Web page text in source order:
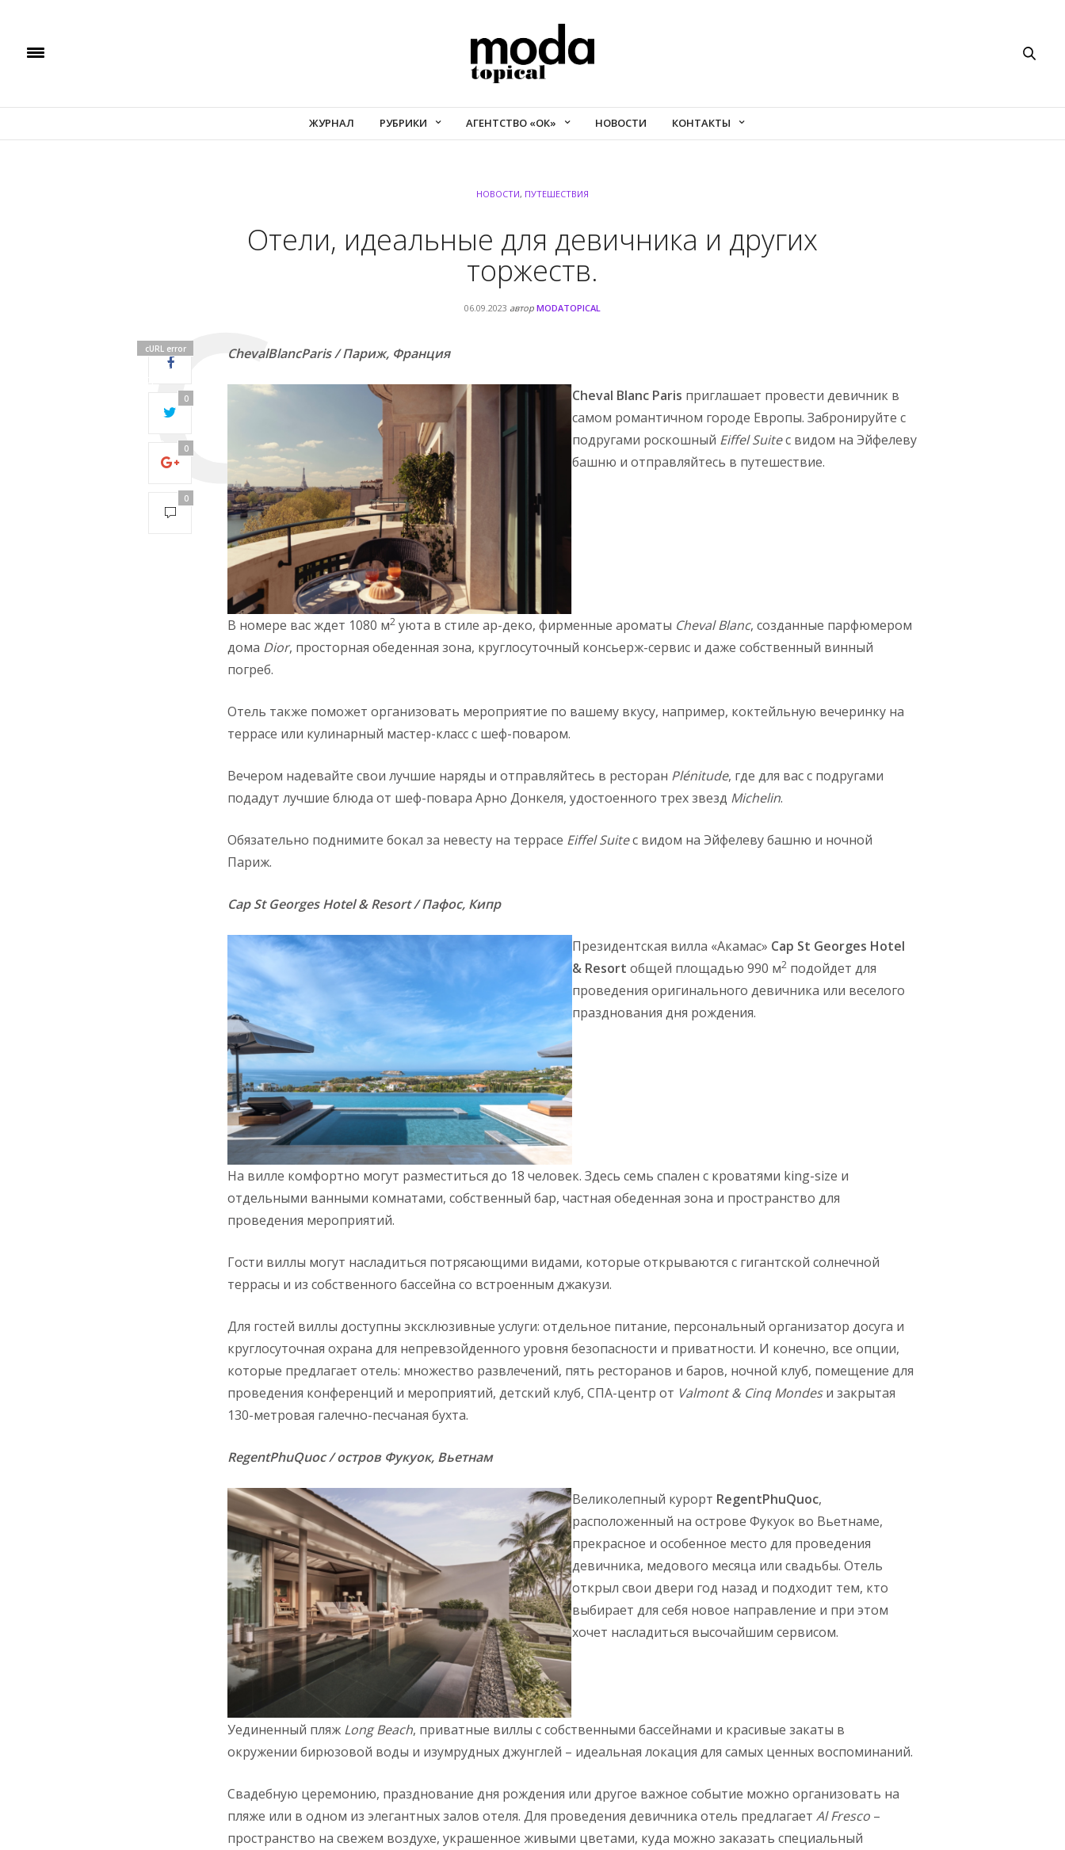
ЖУРНАЛ РУБРИКИ АГЕНТСТВО «ОК» НОВОСТИ КОНТАКТЫ
НОВОСТИ, ПУТЕШЕСТВИЯ
Отели, идеальные для девичника и других
торжеств.
06.09.2023 автор MODATOPICAL
cURL error
28:
timed out
after 5000
with 0 out of
0 bytes
0
0
0
ChevalBlancParis / Париж, Франция
Cheval Blanc Paris приглашает провести девичник в
самом романтичном городе Европы. Забронируйте с
подругами роскошный Eiffel Suiteс видом на Эйфелеву
башню и отправляйтесь в путешествие.
В номере вас ждет 1080 м2 уюта в стиле ар-деко, фирменные ароматы Cheval Blanc, созданные парфюмером
дома Dior, просторная обеденная зона, круглосуточный консьерж-сервис и даже собственный винный
погреб.
Отель также поможет организовать мероприятие по вашему вкусу, например, коктейльную вечеринку на
террасе или кулинарный мастер-класс с шеф-поваром.
Вечером надевайте свои лучшие наряды и отправляйтесь в ресторан Plénitude, где для вас с подругами
подадут лучшие блюда от шеф-повара Арно Донкеля, удостоенного трех звезд Michelin.
Обязательно поднимите бокал за невесту на террасе Eiffel Suiteс видом на Эйфелеву башню и ночной
Париж.
Cap St Georges Hotel & Resort/ Пафос, Кипр
Президентская вилла «Акамас» Cap St Georges Hotel
& Resort общей площадью 990 м2 подойдет для
проведения оригинального девичника или веселого
празднования дня рождения.
На вилле комфортно могут разместиться до 18 человек. Здесь семь спален с кроватями king-size и
отдельными ванными комнатами, собственный бар, частная обеденная зона и пространство для
проведения мероприятий.
Гости виллы могут насладиться потрясающими видами, которые открываются с гигантской солнечной
террасы и из собственного бассейна со встроенным джакузи.
Для гостей виллы доступны эксклюзивные услуги: отдельное питание, персональный организатор досуга и
круглосуточная охрана для непревзойденного уровня безопасности и приватности. И конечно, все опции,
которые предлагает отель: множество развлечений, пять ресторанов и баров, ночной клуб, помещение для
проведения конференций и мероприятий, детский клуб, СПА-центр от Valmont & Cinq Mondesи закрытая
130-метровая галечно-песчаная бухта.
RegentPhuQuoc / остров Фукуок, Вьетнам
Великолепный курорт RegentPhuQuoc,
расположенный на острове Фукуок во Вьетнаме,
прекрасное и особенное место для проведения
девичника, медового месяца или свадьбы. Отель
открыл свои двери год назад и подходит тем, кто
выбирает для себя новое направление и при этом
хочет насладиться высочайшим сервисом.
Уединенный пляж Long Beach, приватные виллы с собственными бассейнами и красивые закаты в
окружении бирюзовой воды и изумрудных джунглей – идеальная локация для самых ценных воспоминаний.
Свадебную церемонию, празднование дня рождения или другое важное событие можно организовать на
пляже или в одном из элегантных залов отеля. Для проведения девичника отель предлагает AlFresco –
пространство на свежем воздухе, украшенное живыми цветами, куда можно заказать специальный